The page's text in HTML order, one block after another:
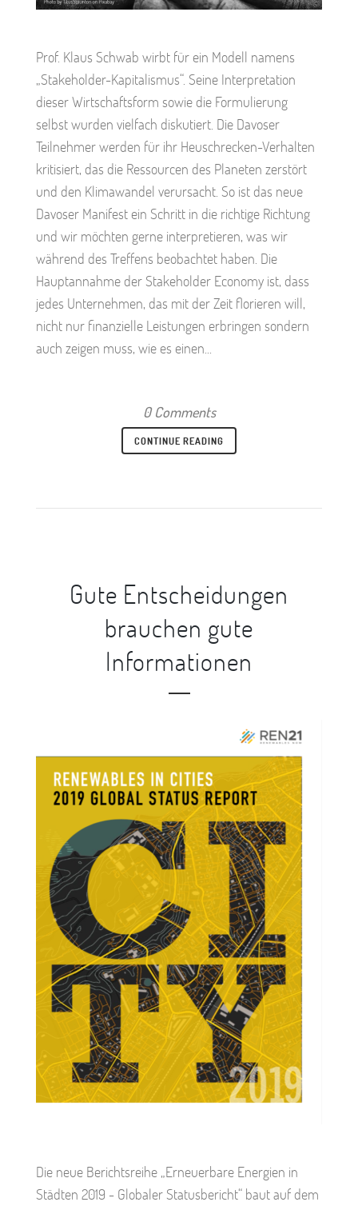
Prof. Klaus Schwab wirbt für ein Modell namens
„Stakeholder-Kapitalismus“. Seine Interpretation
dieser Wirtschaftsform sowie die Formulierung
selbst wurden vielfach diskutiert. Die Davoser
Teilnehmer werden für ihr Heuschrecken-Verhalten
kritisiert, das die Ressourcen des Planeten zerstört
und den Klimawandel verursacht. So ist das neue
Davoser Manifest ein Schritt in die richtige Richtung
und wir möchten gerne interpretieren, was wir
während des Treffens beobachtet haben. Die
Hauptannahme der Stakeholder Economy ist, dass
jedes Unternehmen, das mit der Zeit florieren will,
nicht nur finanzielle Leistungen erbringen sondern
auch zeigen muss, wie es einen...
0 Comments
CONTINUE READING
Gute Entscheidungen
brauchen gute
Informationen
Die neue Berichtsreihe „Erneuerbare Energien in
Städten 2019 - Globaler Statusbericht“ baut auf dem